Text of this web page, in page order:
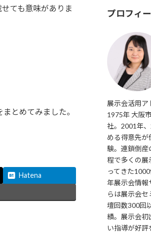
ても意味がありま
とめてみました。
Hatena
プロフィ
展示会活用
1975年 大阪
社。2001年
める得意先
験。連鎖倒産
程で多くの展
ってきた
年展示会情報
らは展示会
壇回数300回
績。展示会初
い指導が好評